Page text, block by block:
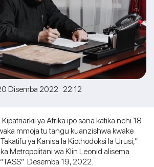
Disemba 2022 22:12
Kipatriarkil ya Afrika ipo sana katika nchi 18
mmoja tu tangu kuanzishwa kwake
ya Kanisa la Kiothodoksi la Urusi,”
Metropolitani wa Klin Leonid alisema
Desemba 19, 2022.